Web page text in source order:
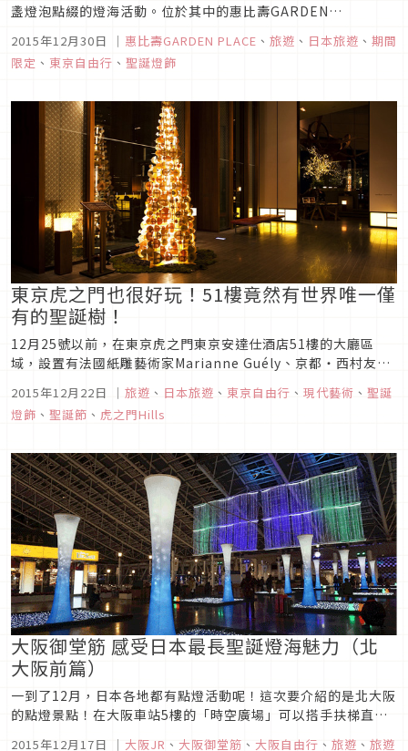
盞燈泡點綴的燈海活動。位於其中的惠比壽GARDEN
神秘のサグラダ・ファミリア）』。
2015年12月30日 ｜ 惠比壽GARDEN PLACE 、 旅遊 、 日本旅遊 、 期間
限定 、 東京自由行 、 聖誕燈飾
東京虎之門也很好玩！51樓竟然有世界唯一僅
有的聖誕樹！
12月25號以前，在東京虎之門東京安達仕酒店51樓的大廳區
域，設置有法國紙雕藝術家Marianne Guély、京都・西村友禪
製作而成的世界唯一的聖誕樹。
2015年12月22日 ｜ 旅遊 、 日本旅遊 、 東京自由行 、 現代藝術 、 聖誕
燈飾 、 聖誕節 、 虎之門Hills
大阪御堂筋 感受日本最長聖誕燈海魅力（北
大阪前篇）
一到了12月，日本各地都有點燈活動呢！這次要介紹的是北大阪
的點燈景點！在大阪車站5樓的「時空廣場」可以搭手扶梯直達
2015年12月17日 ｜ 大阪JR 、 大阪御堂筋 、 大阪自由行 、 旅遊 、 旅遊